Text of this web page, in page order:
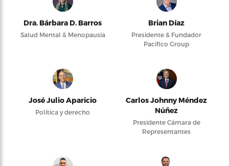
Dra. Bárbara D. Barros
Salud Mental & Menopausia
Brian Díaz
Presidente & Fundador
Pacifico Group
José Julio Aparicio
Política y derecho
Carlos Johnny Méndez
Núñez
Presidente Cámara de
Representantes